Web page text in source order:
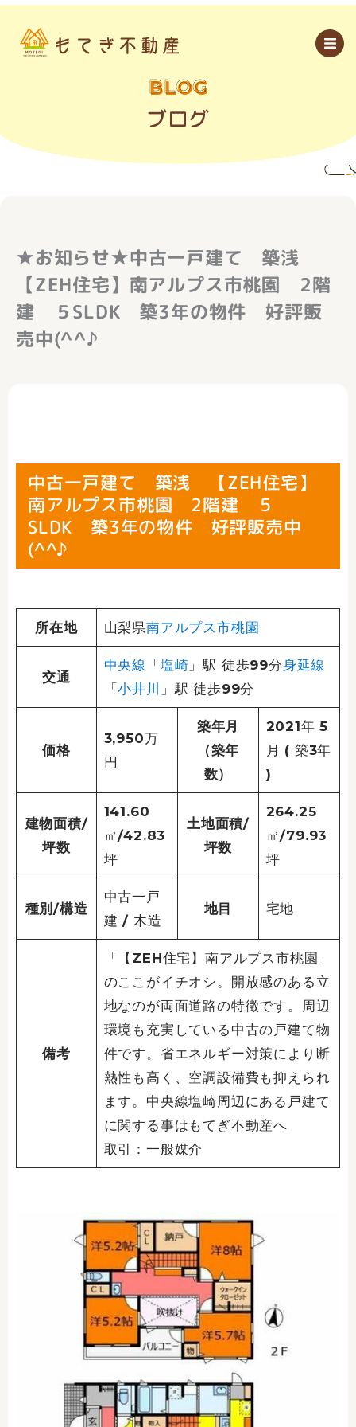
内
BLOG
ブログ
★お知らせ★中古一戸建て 築浅
【ZEH住宅】南アルプス市桃園 2階
建 ５SLDK 築3年の物件 好評販
売中(^^♪
中古一戸建て 築浅 【ZEH住宅】
南アルプス市桃園 2階建 ５
SLDK 築3年の物件 好評販売中
(^^♪
所在地 山梨県南アルプス市桃園
交通
中央線 「塩崎 」駅 徒歩99分身延線
「小井川 」駅 徒歩99分
価格
3,950万
円
築年月
（築年
数）
2021年 5
月 ( 築3年
)
建物面積/
坪数
141.60
㎡/42.83
坪
土地面積/
坪数
264.25
㎡/79.93
坪
種別/構造
中古一戸
建 / 木造
地目 宅地
備考
「【ZEH住宅】南アルプス市桃園」
のここがイチオシ。開放感のある立
地なのが両面道路の特徴です。周辺
環境も充実している中古の戸建て物
件です。省エネルギー対策により断
熱性も高く、空調設備費も抑えられ
ます。中央線塩崎周辺にある戸建て
に関する事はもてぎ不動産へ
取引：一般媒介